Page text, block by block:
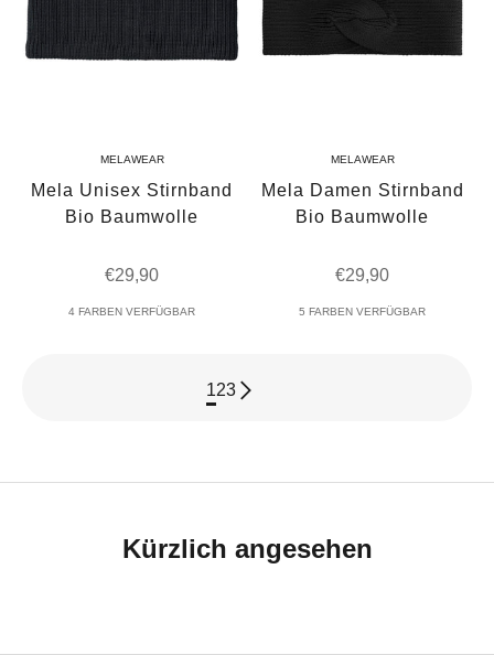
MELAWEAR
Mela Unisex Stirnband
Bio Baumwolle
Angebot
€29,90
4 FARBEN VERFÜGBAR
MELAWEAR
Mela Damen Stirnband
Bio Baumwolle
Angebot
€29,90
5 FARBEN VERFÜGBAR
123
Kürzlich angesehen